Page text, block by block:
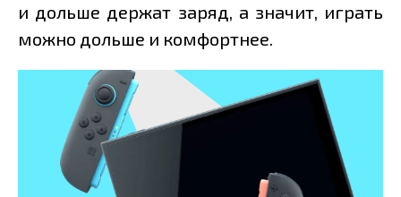
и дольше держат заряд, а значит, играть
можно дольше и комфортнее.